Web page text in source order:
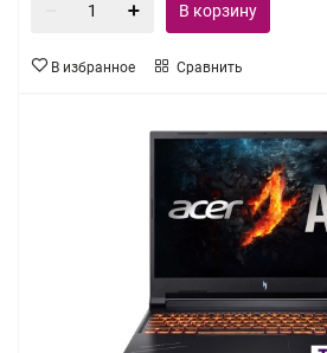
В корзину
В избранное Сравнить